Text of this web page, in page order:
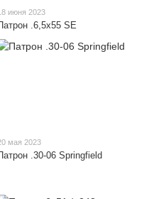
июня 2023
.6,5x55 SE
мая 2023
.30-06 Springfield